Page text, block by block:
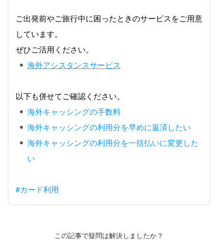
ご出発前やご旅行中に困ったときのサービスをご用意
しています。
ぜひご活用ください。
海外アシスタンスサービス
以下も併せてご確認ください。
海外キャッシングの手数料
海外キャッシングの利用分を早めに返済したい
海外キャッシングの利用分を一括払いに変更した
い
#カード利用
この記事で疑問は解決しましたか？